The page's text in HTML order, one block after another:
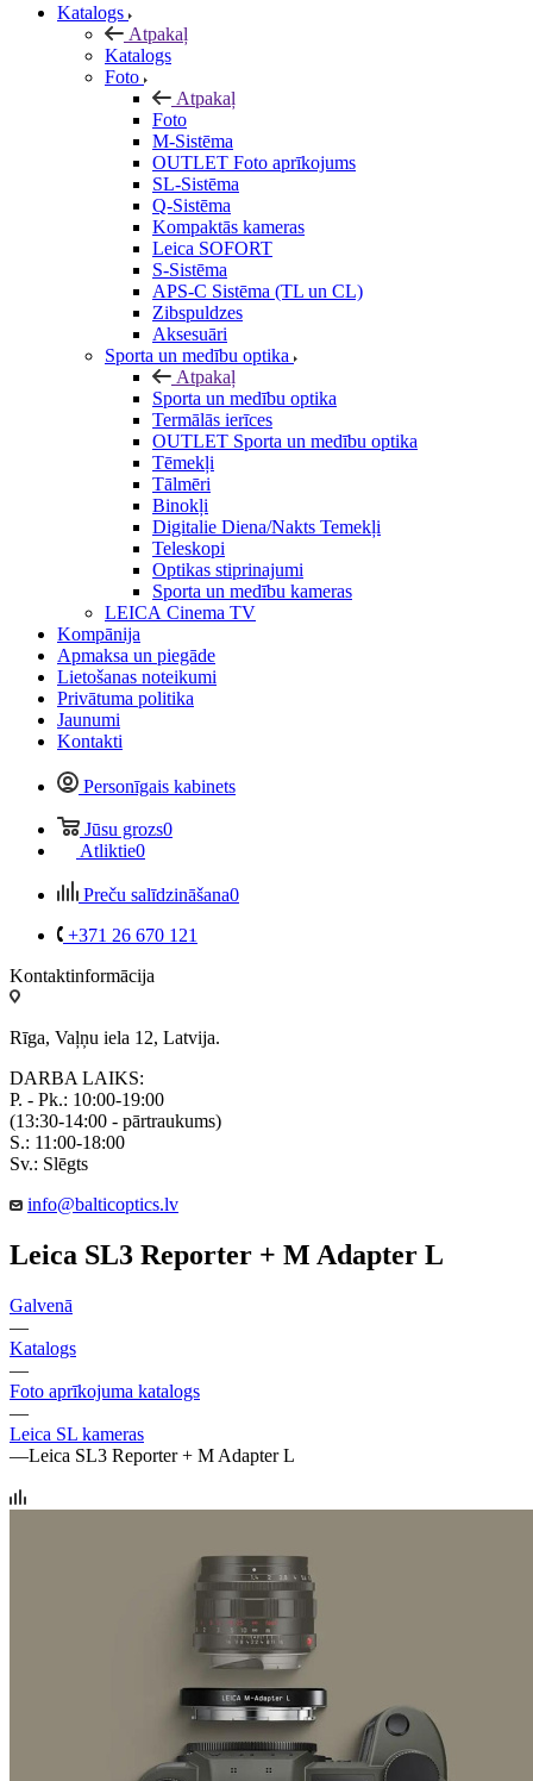
Katalogs
Atpakaļ
Katalogs
Foto
Atpakaļ
Foto
M-Sistēma
OUTLET Foto aprīkojums
SL-Sistēma
Q-Sistēma
Kompaktās kameras
Leica SOFORT
S-Sistēma
APS-C Sistēma (TL un CL)
Zibspuldzes
Aksesuāri
Sporta un medību optika
Atpakaļ
Sporta un medību optika
Termālās ierīces
OUTLET Sporta un medību optika
Tēmekļi
Tālmēri
Binokļi
Digitalie Diena/Nakts Temekļi
Teleskopi
Optikas stiprinajumi
Sporta un medību kameras
LEICA Cinema TV
Kompānija
Apmaksa un piegāde
Lietošanas noteikumi
Privātuma politika
Jaunumi
Kontakti
Personīgais kabinets
Jūsu grozs0
Atliktie0
Preču salīdzināšana0
+371 26 670 121
Kontaktinformācija
Rīga, Vaļņu iela 12, Latvija.
DARBA LAIKS:
P. - Pk.: 10:00-19:00
(13:30-14:00 - pārtraukums)
S.: 11:00-18:00
Sv.: Slēgts
info@balticoptics.lv
Leica SL3 Reporter + M Adapter L
Galvenā
—
Katalogs
—
Foto aprīkojuma katalogs
—
Leica SL kameras
—Leica SL3 Reporter + M Adapter L